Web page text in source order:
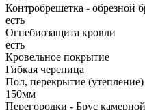
Контробрешетка - обрезной
есть
Огнебиозащита кровли
есть
Кровельное покрытие
Гибкая черепица
Пол, перекрытие (утепление)
150мм
Перегородки - Брус